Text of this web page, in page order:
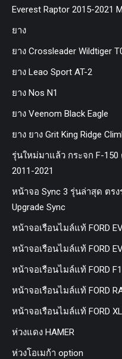
Everest Raptor 2015-2021
ยาง
ยาง Crossleader Wildtiger
ยาง Leao Sport AT-2
ยาง Nos N1
ยาง Veenom Black Eagle
ยาง ยาง Grit King Ridge
รุ่นใหม่มาแล้ว กระจก F-150
2011-2021
หน้าจอ Sync 3 รุ่นล่าสุด ตรง
Upgrade Sync
หน้าจอเรือนไมล์แท้ FORD
หน้าจอเรือนไมล์แท้ FORD
หน้าจอเรือนไมล์แท้ FORD
หน้าจอเรือนไมล์แท้ FORD
หน้าจอเรือนไมล์แท้ FORD
ห่วงแดง HAMER
ห่วงโอเมก้า option